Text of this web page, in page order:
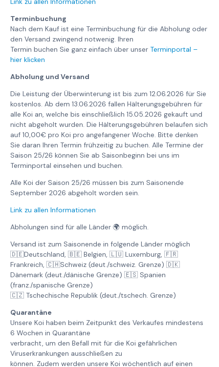
Terminbuchung
Nach dem Kauf ist eine Terminbuchung für die Abholung oder
den Versand zwingend notwenig. Ihren
Termin buchen Sie ganz einfach über unserTerminportal –
hier klicken
Abholung und Versand
Die Leistung der Überwinterung ist bis zum 12.06.2026 für Sie
kostenlos. Ab dem 13.06.2026 fallen Hälterungsgebühren für
alle Koi an, welche bis einschließlich 15.05.2026 gekauft und
nicht abgeholt wurden. Die Hälterungsgebühren belaufen sich
auf 10,00€ pro Koi pro angefangener Woche. Bitte denken
Sie daran Ihren Termin frühzeitig zu buchen. Alle Termine der
Saison 25/26 können Sie ab Saisonbeginn bei uns im
Terminportal einsehen und buchen.
Alle Koi der Saison 25/26 müssen bis zum Saisonende
September 2026 abgeholt worden sein.
Link zu allen Informationen
Abholungen sind für alle Länder 🌍 möglich.
Versand ist zum Saisonende in folgende Länder möglich
🇩🇪Deutschland, 🇧🇪 Belgien, 🇱🇺 Luxemburg, 🇫🇷
Frankreich, 🇨🇭Schweiz (deut./schweiz. Grenze) 🇩🇰
Dänemark (deut./dänische Grenze) 🇪🇸 Spanien
(franz./spanische Grenze)
🇨🇿 Tschechische Republik (deut./tschech. Grenze)
Quarantäne
Unsere Koi haben beim Zeitpunkt des Verkaufes mindestens
6 Wochen in Quarantäne
verbracht, um den Befall mit für die Koi gefährlichen
Viruserkrankungen ausschließen zu
können. Zudem werden unsere Koi wöchentlich auf einen